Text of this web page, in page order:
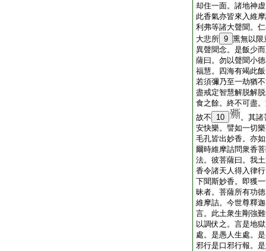
却住一面。諸地神
此香氣亦皆來入維
利弗等諸大聲聞。
大悲所 9 熏無以限
異聲聞念。是飯少
薩曰。勿以聲聞小
福慧。四海有竭此
若須彌乃至一劫猶
盡戒定智慧解脱解
食之餘。終不可盡
故不
10
。其諸
安快樂。譬如一切
毛孔皆出妙香。亦
爾時維摩詰問衆香
法。彼菩薩曰。我
香令諸天人得入律
下聞斯妙香。即獲
昧者。菩薩所有功
維摩詰。今世尊釋
言。此土衆生剛強
以調伏之。言是地
處。是愚人生處。
邪行是口邪行報。